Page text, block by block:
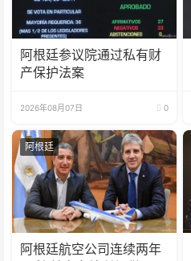
阿根廷参议院通过私有财
产保护法案
2026年08月07日 0
阿根廷
阿根廷航空公司连续两年